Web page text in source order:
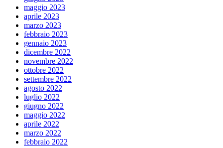
maggio 2023
aprile 2023
marzo 2023
febbraio 2023
gennaio 2023
dicembre 2022
novembre 2022
ottobre 2022
settembre 2022
agosto 2022
luglio 2022
giugno 2022
maggio 2022
aprile 2022
marzo 2022
febbraio 2022